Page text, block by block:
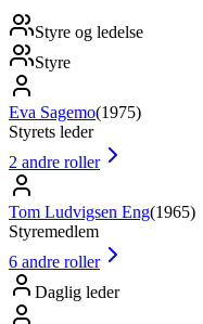
Styre og ledelse
Styre
Eva Sagemo(1975)
Styrets leder
2 andre roller
Tom Ludvigsen Eng(1965)
Styremedlem
6 andre roller
Daglig leder